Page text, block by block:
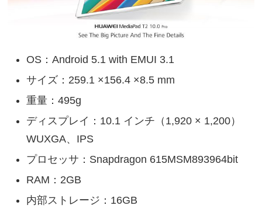
OS：Android 5.1 with EMUI 3.1
サイズ：259.1 ×156.4 ×8.5 mm
重量：495g
ディスプレイ：10.1 インチ（1,920 × 1,200）
WUXGA、IPS
プロセッサ：Snapdragon 615MSM893964bit
RAM：2GB
内部ストレージ：16GB